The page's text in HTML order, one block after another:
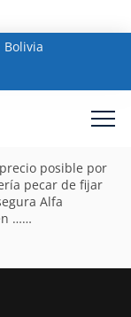
Bolivia
posible por
pecar de fijar
Alfa
……